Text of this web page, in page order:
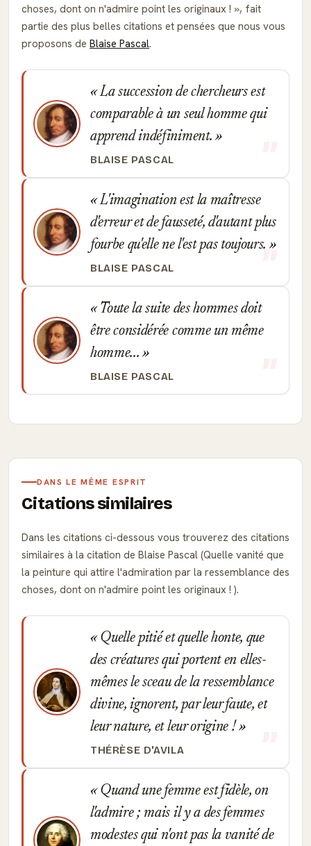
choses, dont on n'admire point les originaux !
, fait
partie des plus belles citations et pensées que nous vous
proposons de Blaise Pascal.
La succession de chercheurs est
comparable à un seul homme qui
apprend indéfiniment.
BLAISE PASCAL
L'imagination est la maîtresse
d'erreur et de fausseté, d'autant plus
fourbe qu'elle ne l'est pas toujours.
BLAISE PASCAL
Toute la suite des hommes doit
être considérée comme un même
homme...
BLAISE PASCAL
DANS LE MÊME ESPRIT
Citations similaires
Dans les citations ci-dessous vous trouverez des citations
similaires à la citation de Blaise Pascal (Quelle vanité que
la peinture qui attire l'admiration par la ressemblance des
choses, dont on n'admire point les originaux ! ).
Quelle pitié et quelle honte, que
des créatures qui portent en elles-
mêmes le sceau de la ressemblance
divine, ignorent, par leur faute, et
leur nature, et leur origine !
THÉRÈSE D'AVILA
Quand une femme est fidèle, on
l'admire ; mais il y a des femmes
modestes qui n'ont pas la vanité de